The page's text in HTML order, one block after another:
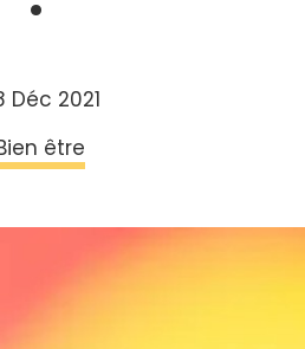
Déc 2021
être